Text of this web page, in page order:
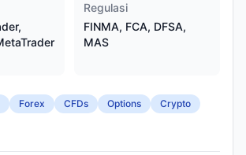
Regulasi
FINMA, FCA, DFSA,
MAS
Forex CFDs Options
Crypto